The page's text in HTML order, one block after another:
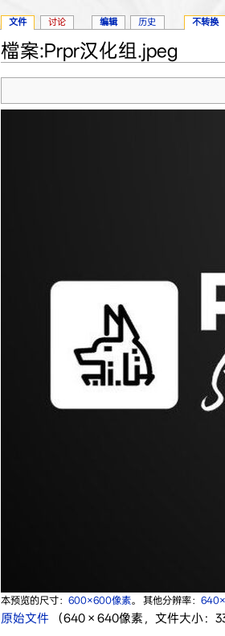
檔案:Prpr汉化组.jpeg
本预览的尺寸： 600×600像素。 其他分辨率：
原始文件‎ （640 × 640像素，文件大小：
文件 讨论 编辑 历史 不转换